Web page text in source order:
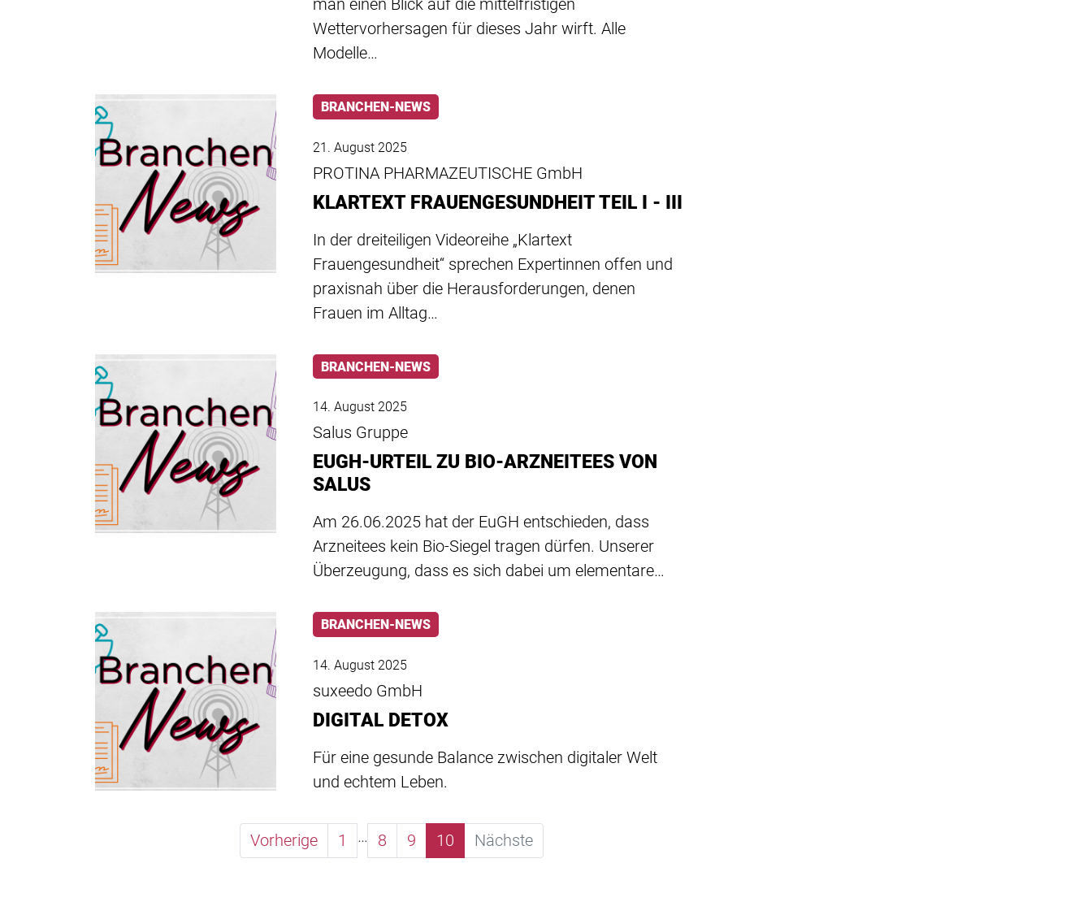
man einen Blick auf die mittelfristigen
Wettervorhersagen für dieses Jahr wirft. Alle
Modelle…
BRANCHEN-NEWS
21. August 2025
PROTINA PHARMAZEUTISCHE GmbH
KLARTEXT FRAUENGESUNDHEIT TEIL I - III
In der dreiteiligen Videoreihe „Klartext
Frauengesundheit“ sprechen Expertinnen offen und
praxisnah über die Herausforderungen, denen
Frauen im Alltag…
BRANCHEN-NEWS
14. August 2025
Salus Gruppe
EUGH-URTEIL ZU BIO-ARZNEITEES VON
SALUS
Am 26.06.2025 hat der EuGH entschieden, dass
Arzneitees kein Bio-Siegel tragen dürfen. Unserer
Überzeugung, dass es sich dabei um elementare…
BRANCHEN-NEWS
14. August 2025
suxeedo GmbH
DIGITAL DETOX
Für eine gesunde Balance zwischen digitaler Welt
und echtem Leben.
Vorherige 1 … 8 9 10 Nächste